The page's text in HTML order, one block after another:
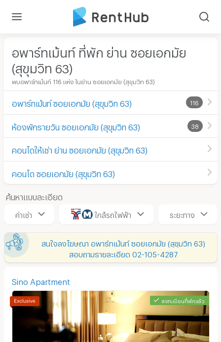
อพาร์ทเม้นท์ ที่พัก ย่าน ซอยเอกมัย
(สุขุมวิท 63)
พบอพาร์ทเม้นท์ 116 แห่ง ในย่าน ซอยเอกมัย (สุขุมวิท 63)
อพาร์ทเม้นท์ ซอยเอกมัย (สุขุมวิท 63) 116
ห้องพักรายวัน ซอยเอกมัย (สุขุมวิท 63) 38
คอนโดให้เช่า ย่าน ซอยเอกมัย (สุขุมวิท 63)
คอนโด ซอยเอกมัย (สุขุมวิท 63)
ค้นหาแบบละเอียด
ค่าเช่า ใกล้รถไฟฟ้า ระยะทาง
สนใจลงโฆษณา อพาร์ทเม้นท์ ซอยเอกมัย (สุขุมวิท 63)
สอบถามรายละเอียด 02-105-4287
Sino Apartment
ลงทะเบียนที่พักแล้ว